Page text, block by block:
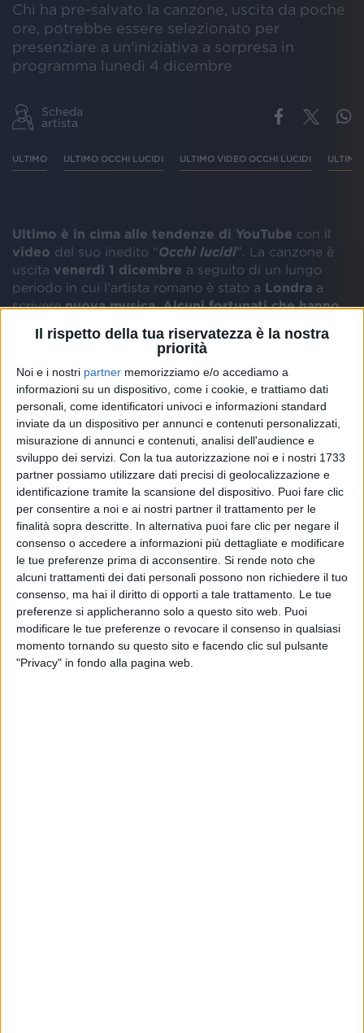
Il rispetto della tua riservatezza è la nostra
priorità
Noi e i nostri partner memorizziamo e/o accediamo a
informazioni su un dispositivo, come i cookie, e trattiamo dati
personali, come identificatori univoci e informazioni standard
inviate da un dispositivo per annunci e contenuti personalizzati,
misurazione di annunci e contenuti, analisi dell'audience e
sviluppo dei servizi. Con la tua autorizzazione noi e i nostri 1733
partner possiamo utilizzare dati precisi di geolocalizzazione e
identificazione tramite la scansione del dispositivo. Puoi fare clic
per consentire a noi e ai nostri partner il trattamento per le
finalità sopra descritte. In alternativa puoi fare clic per negare il
consenso o accedere a informazioni più dettagliate e modificare
le tue preferenze prima di acconsentire. Si rende noto che
alcuni trattamenti dei dati personali possono non richiedere il tuo
consenso, ma hai il diritto di opporti a tale trattamento. Le tue
preferenze si applicheranno solo a questo sito web. Puoi
modificare le tue preferenze o revocare il consenso in qualsiasi
momento tornando su questo sito e facendo clic sul pulsante
"Privacy" in fondo alla pagina web.
Chi ha pre-salvato la canzone, uscita da poche
ore, potrebbe essere selezionato per
presenziare a un'iniziativa a sorpresa in
programma lunedì 4 dicembre
Scheda
artista
ULTIMO ULTIMO OCCHI LUCIDI ULTIMO VIDEO OCCHI LUCIDI
Ultimo è in cima alle tendenze di YouTube con il
video del suo inedito “Occhi lucidi”. La canzone è
uscita venerdì 1 dicembre a seguito di un lungo
periodo in cui l’artista romano è stato a Londra a
scriverenuova musica.Alcuni fortunati che hanno
evento unicoin programma nei prossimi giorni.
Il video di “ Occhi lucidi
” vede come protagonisti
e l’attrice Maria Esposito , nota per essere la
Rosa Ricci della serie tv “Mare fuori”. I due si
muovono in uno scenario casalingo, mentreUltimo
al piano, e poi giocano con la vernice sulla tela, fino a
comporre la scritta finale “ Occhi forti, cuori fragili